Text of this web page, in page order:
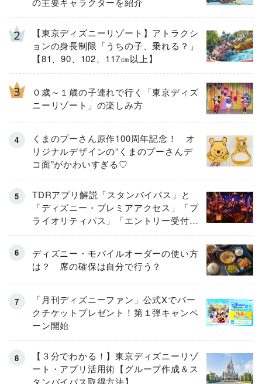
【東京ディズニーリゾート】アトラクシ
ョンの身長制限「うちの子、乗れる？」
【81、90、102、117㎝以上】
０歳～１歳の子連れで行く「東京ディズ
ニーリゾート」の楽しみ方
くまのプーさん原作100周年記念！ オ
リジナルデザインの“くまのプーさんデ
コ面”がかわいすぎる♡
TDRアプリ解説「スタンバイパス」と
「ディズニー・プレミアアクセス」「プ
ライオリティパス」「エントリー受付」
とは
ディズニー・モバイルオーダーの使い方
は？ 席の確保は自分で行う？
「月刊ディズニーファン」公式Xでパー
クチケットプレゼント！第１弾キャンペ
ーン開始
【３分でわかる！】東京ディズニーリゾ
ート・アプリ活用術【グループ作成＆ス
タンバイパス取得方法】